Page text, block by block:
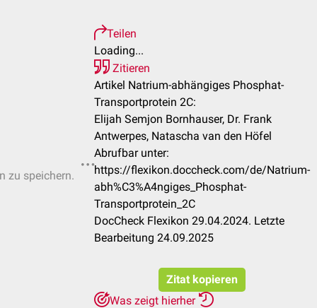
zu speichern.
Teilen
Loading...
Zitieren
Artikel Natrium-abhängiges Phosphat-
Transportprotein 2C:
Elijah Semjon Bornhauser, Dr. Frank
Antwerpes, Natascha van den Höfel
Abrufbar unter:
https://flexikon.doccheck.com/de/Natrium-
abh%C3%A4ngiges_Phosphat-
Transportprotein_2C
DocCheck Flexikon 29.04.2024. Letzte
Bearbeitung 24.09.2025
Zitat kopieren
Was zeigt hierher